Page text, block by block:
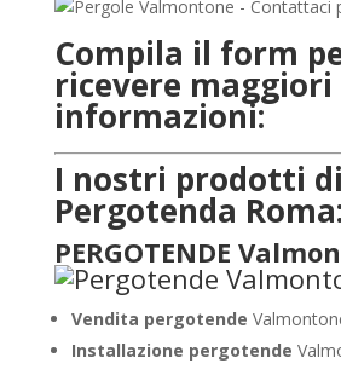
Compila il form
ricevere maggiori
informazioni:
I nostri prodotti di
Pergotenda Roma:
PERGOTENDE
Vendita pergotende
Installazione pergotende